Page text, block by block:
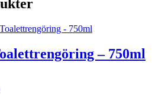
– 750ml